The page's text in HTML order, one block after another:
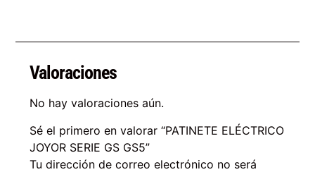
Valoraciones
No hay valoraciones aún.
Sé el primero en valorar “PATINETE ELÉCTRICO
JOYOR SERIE GS GS5”
Tu dirección de correo electrónico no será